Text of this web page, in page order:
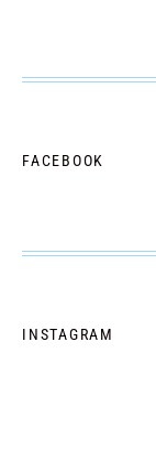
FACEBOOK
INSTAGRAM